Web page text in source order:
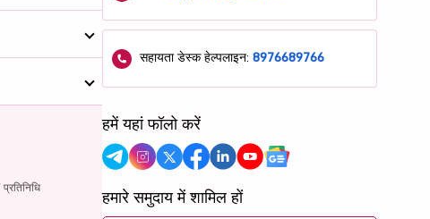
सहायता डेस्क हेल्पलाइन:8976689766
हमें यहां फॉलो करें
हमारे समुदाय में शामिल हों